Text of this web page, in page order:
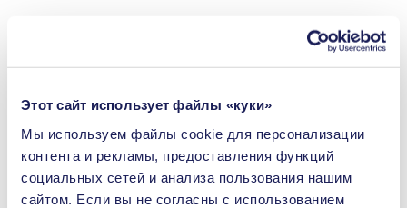
Этот сайт использует файлы «куки»
Мы используем файлы сookie для персонализации
контента и рекламы, предоставления функций
социальных сетей и анализа пользования нашим
сайтом. Если вы не согласны с использованием
1.2 kg
10-40 °C
Допустимая температура окружающей среды 10-40 °C
Ротационное испарение
Выпаривание